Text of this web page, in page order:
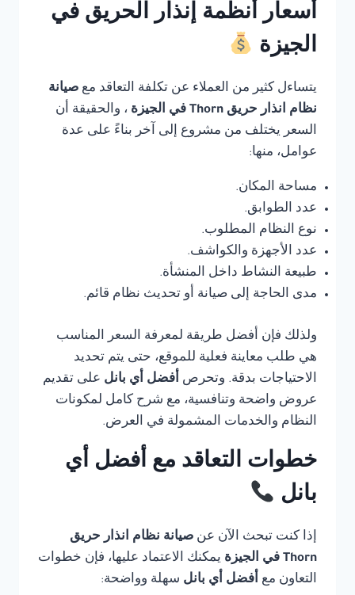
أسعار أنظمة إنذار الحريق في
الجيزة
يتساءل كثير من العملاء عن تكلفة التعاقد مع صيانة
نظام انذار حريق Thorn في الجيزة
، والحقيقة أن
السعر يختلف من مشروع إلى آخر بناءً على عدة
عوامل، منها:
مساحة المكان.
عدد الطوابق.
نوع النظام المطلوب.
عدد الأجهزة والكواشف.
طبيعة النشاط داخل المنشأة.
مدى الحاجة إلى صيانة أو تحديث نظام قائم.
ولذلك فإن أفضل طريقة لمعرفة السعر المناسب
هي طلب معاينة فعلية للموقع، حتى يتم تحديد
الاحتياجات بدقة. وتحرص أفضل أي بانل على تقديم
عروض واضحة وتنافسية، مع شرح كامل لمكونات
النظام والخدمات المشمولة في العرض.
خطوات التعاقد مع أفضل أي
بانل
إذا كنت تبحث الآن عن صيانة نظام انذار حريق
Thorn في الجيزة
يمكنك الاعتماد عليها، فإن خطوات
التعاون مع أفضل أي بانل سهلة وواضحة: